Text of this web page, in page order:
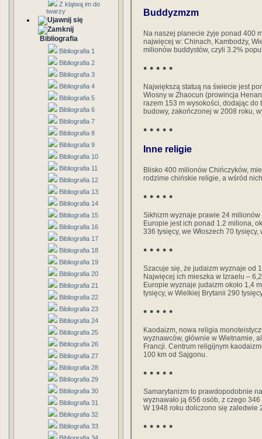
Z klątwą im do
twarzy
Bibliografia
Bibliografia 1
Bibliografia 2
Bibliografia 3
Bibliografia 4
Bibliografia 5
Bibliografia 6
Bibliografia 7
Bibliografia 8
Bibliografia 9
Bibliografia 10
Bibliografia 11
Bibliografia 12
Bibliografia 13
Bibliografia 14
Bibliografia 15
Bibliografia 16
Bibliografia 17
Bibliografia 18
Bibliografia 19
Bibliografia 20
Bibliografia 21
Bibliografia 22
Bibliografia 23
Bibliografia 24
Bibliografia 25
Bibliografia 26
Bibliografia 27
Bibliografia 28
Bibliografia 29
Bibliografia 30
Bibliografia 31
Bibliografia 32
Bibliografia 33
Buddyzmzm
Na naszej planecie żyje ponad 400
najwięcej w: Chinach, Kambodży,
milionów buddystów, czyli 3.2%
• • • • •
Największą statuą na świecie jest
Wiosny w Zhaocun (prowincja
razem 153 m wysokości, dodając do
budowy, zakończonej w 2008 roku,
• • • • •
Inne religie
Blisko 400 milionów Chińczyków,
rodzime chińskie religie, a wśród
• • • • •
Sikhizm wyznaje prawie 24
Europie jest ich ponad 1.2 miliona,
336 tysięcy, we Włoszech 70
• • • • •
Szacuje się, że judaizm wyznaje od
Najwięcej ich mieszka w Izraelu –
Europie wyznaje judaizm około 1,4
tysięcy, w Wielkiej Brytanii 290
• • • • •
Kaodaizm, nowa religia
wyznawców, głównie w Wietnamie,
Francji. Centrum religijnym
100 km od Sajgonu.
• • • • •
Samarytanizm to prawdopodobnie
wyznawało ją 656 osób, z czego
W 1948 roku doliczono się zaledwie
• • • • •